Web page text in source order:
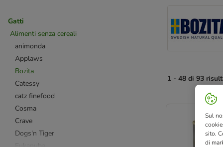
Gatti
Alimenti senza cereali
animonda
Applaws
Bozita
Catessy
catz finefood
Cosma
Crave
Dogs'n Tiger
1 - 48 di 93
Sul
sito.
di